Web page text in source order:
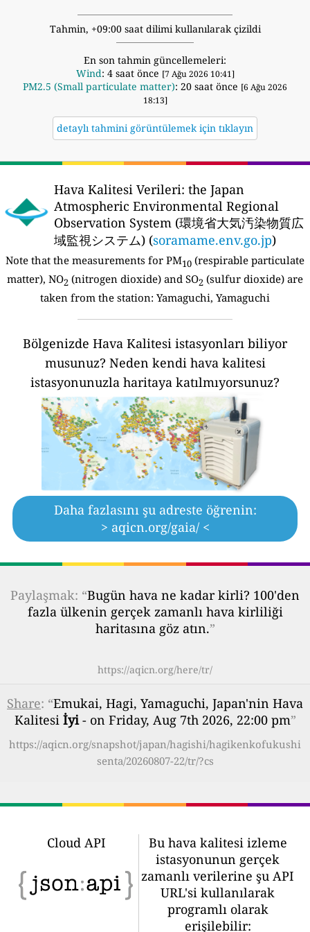
Tahmin, +09:00 saat dilimi kullanılarak çizildi
En son tahmin güncellemeleri:
Wind: 4 saat önce [7 Ağu 2026 10:41]
PM2.5 (Small particulate matter): 20 saat önce [6 Ağu 2026
18:13]
detaylı tahmini görüntülemek için tıklayın
Hava Kalitesi Verileri: the Japan
Atmospheric Environmental Regional
Observation System (環境省大気汚染物質広
域監視システム) (soramame.env.go.jp)
Note that the measurements for PM10 (respirable particulate
matter), NO2 (nitrogen dioxide) and SO2 (sulfur dioxide) are
taken from the station: Yamaguchi, Yamaguchi
Bölgenizde Hava Kalitesi istasyonları biliyor
musunuz? Neden kendi hava kalitesi
istasyonunuzla haritaya katılmıyorsunuz?
Daha fazlasını şu adreste öğrenin:
> aqicn.org/gaia/ <
Paylaşmak: “Bugün hava ne kadar kirli? 100'den
fazla ülkenin gerçek zamanlı hava kirliliği
haritasına göz atın.”
https://aqicn.org/here/tr/
Share: “Emukai, Hagi, Yamaguchi, Japan'nin Hava
Kalitesi İyi- on Friday, Aug 7th 2026, 22:00 pm”
https://aqicn.org/snapshot/japan/hagishi/hagikenkofukushi
senta/20260807-22/tr/?cs
Cloud API
Bu hava kalitesi izleme
istasyonunun gerçek
zamanlı verilerine şu API
URL'si kullanılarak
programlı olarak
erişilebilir: